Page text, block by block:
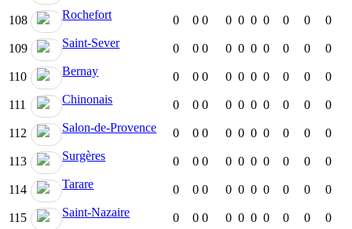
108 Rochefort 0 0 0 0 0 0 0 0 0 0
109 Saint-Sever 0 0 0 0 0 0 0 0 0 0
110 Bernay 0 0 0 0 0 0 0 0 0 0
111 Chinonais 0 0 0 0 0 0 0 0 0 0
112 Salon-de-Provence 0 0 0 0 0 0 0 0 0 0
113 Surgères 0 0 0 0 0 0 0 0 0 0
114 Tarare 0 0 0 0 0 0 0 0 0 0
115 Saint-Nazaire 0 0 0 0 0 0 0 0 0 0